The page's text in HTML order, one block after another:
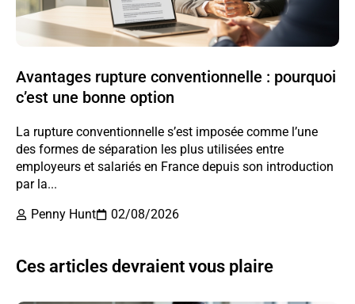
Avantages rupture conventionnelle : pourquoi
c’est une bonne option
La rupture conventionnelle s’est imposée comme l’une
des formes de séparation les plus utilisées entre
employeurs et salariés en France depuis son introduction
par la...
Penny Hunt
02/08/2026
Ces articles devraient vous plaire